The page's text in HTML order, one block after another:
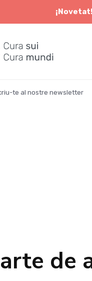
¡Novetat!
te al nostre newsletter
de